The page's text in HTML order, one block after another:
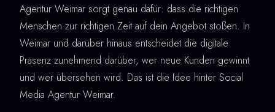
Agentur Weimar sorgt genau dafür: dass die richtigen
Menschen zur richtigen Zeit auf dein Angebot stoßen. In
Weimar und darüber hinaus entscheidet die digitale
Präsenz zunehmend darüber, wer neue Kunden gewinnt
und wer übersehen wird. Das ist die Idee hinter Social
Media Agentur Weimar.